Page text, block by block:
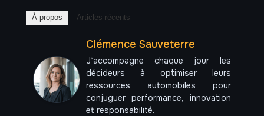
À propos Articles récents
Clémence Sauveterre
J’accompagne chaque jour les
décideurs à optimiser leurs
ressources automobiles pour
conjuguer performance, innovation
et responsabilité.